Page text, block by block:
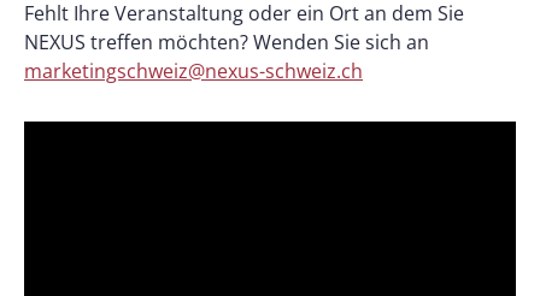
Fehlt Ihre Veranstaltung oder ein Ort an dem Sie
NEXUS treffen möchten? Wenden Sie sich an
marketingschweiz@nexus-schweiz.ch